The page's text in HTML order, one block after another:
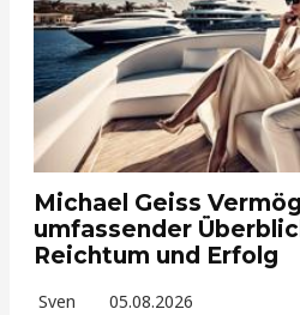
Michael Geiss
umfassender
Reichtum und Erfolg
Sven 05.08.2026